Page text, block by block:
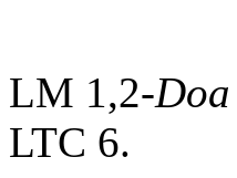
LM 1,2-
LTC 6.